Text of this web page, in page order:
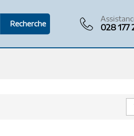
Recherche 028 177